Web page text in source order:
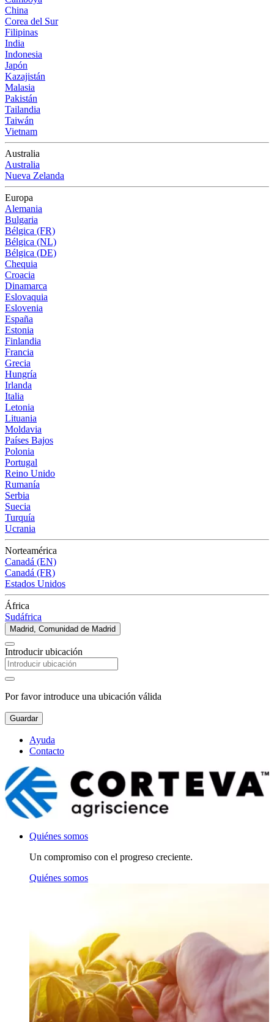
China
Corea del Sur
Filipinas
India
Indonesia
Japón
Kazajistán
Malasia
Pakistán
Tailandia
Taiwán
Vietnam
Australia
Australia
Nueva Zelanda
Europa
Alemania
Bulgaria
Bélgica (FR)
Bélgica (NL)
Bélgica (DE)
Chequia
Croacia
Dinamarca
Eslovaquia
Eslovenia
España
Estonia
Finlandia
Francia
Grecia
Hungría
Irlanda
Italia
Letonia
Lituania
Moldavia
Países Bajos
Polonia
Portugal
Reino Unido
Rumanía
Serbia
Suecia
Turquía
Ucrania
Norteamérica
Canadá (EN)
Canadá (FR)
Estados Unidos
África
Sudáfrica
Madrid, Comunidad de Madrid
Introducir ubicación
Por favor introduce una ubicación válida
Guardar
Ayuda
Contacto
Quiénes somos
Un compromiso con el progreso creciente.
Quiénes somos